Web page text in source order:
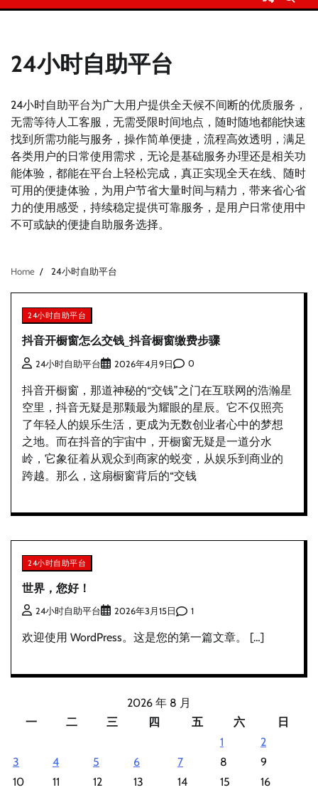
24小时自助平台
24小时自助平台为广大用户提供全天候不间断的优质服务，
无需等待人工客服，无需受限时间地点，随时随地都能快速
找到所需功能与服务，操作简单便捷，流程高效透明，满足
各类用户的日常使用需求，无论是基础服务办理还是相关功
能体验，都能在平台上轻松完成，真正实现全天在线、随时
可用的便捷体验，为用户节省大量时间与精力，带来省心省
力的使用感受，持续稳定提供可靠服务，是用户日常使用中
不可或缺的便捷自助服务选择。
Home 24小时自助平台
24小时自助平台
抖音开橱窗怎么交钱_抖音橱窗缴费步骤
24小时自助平台 2026年4月9日 0
抖音开橱窗，那道神秘的“交钱”之门在互联网的浩瀚星
空里，抖音无疑是那颗最为耀眼的星辰。它不仅照亮
了年轻人的娱乐生活，更成为无数创业者心中的梦想
之地。而在抖音的宇宙中，开橱窗无疑是一道分水
岭，它象征着从观众到商家的蜕变，从娱乐到商业的
跨越。那么，这扇橱窗背后的“交钱
24小时自助平台
世界，您好！
24小时自助平台 2026年3月15日 1
欢迎使用 WordPress。这是您的第一篇文章。 […]
2026 年 8 月
一
二 三 四 五 六
日
1
2
3
4 5 6 7 8
9
10
11 12 13 14 15
16